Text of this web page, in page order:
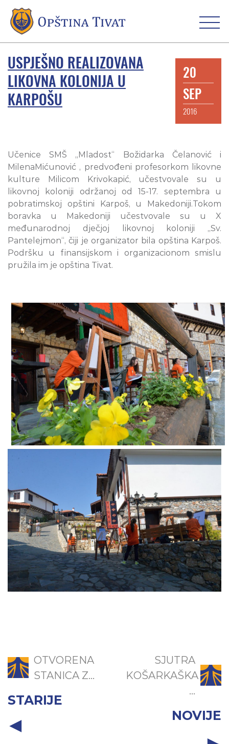
USPJEŠNO REALIZOVANA
LIKOVNA KOLONIJA U
KARPOŠU
20
SEP
2016
Učenice SMŠ „Mladost“ Božidarka Čelanović i
MilenaMićunović , predvođeni profesorkom likovne
kulture Milicom Krivokapić, učestvovale su u
likovnoj koloniji održanoj od 15-17. septembra u
pobratimskoj opštini Karpoš, u Makedoniji.Tokom
boravka u Makedoniji učestvovale su u X
međunarodnoj dječjoj likovnoj koloniji „Sv.
Pantelejmon“, čiji je organizator bila opština Karpoš.
Podršku u finansijskom i organizacionom smislu
pružila im je opština Tivat.
OTVORENA
STANICA Z...
STARIJE
SJUTRA
KOŠARKAŠKA
...
NOVIJE